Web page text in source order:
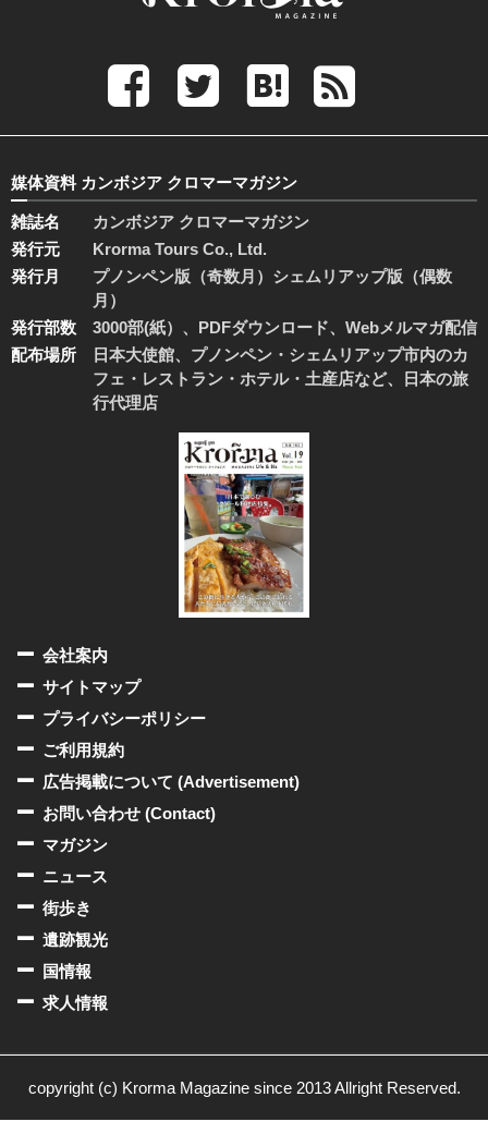
媒体資料 カンボジア クロマーマガジン
雑誌名
カンボジア クロマーマガジン
発行元
Krorma Tours Co., Ltd.
発行月
プノンペン版（奇数月）シェムリアップ版（偶数
月）
発行部数
3000部(紙）、PDFダウンロード、Webメルマガ配信
配布場所
日本大使館、プノンペン・シェムリアップ市内のカ
フェ・レストラン・ホテル・土産店など、日本の旅
行代理店
会社案内
サイトマップ
プライバシーポリシー
ご利用規約
広告掲載について (Advertisement)
お問い合わせ (Contact)
マガジン
ニュース
街歩き
遺跡観光
国情報
求人情報
copyright (c) Krorma Magazine since 2013 Allright Reserved.